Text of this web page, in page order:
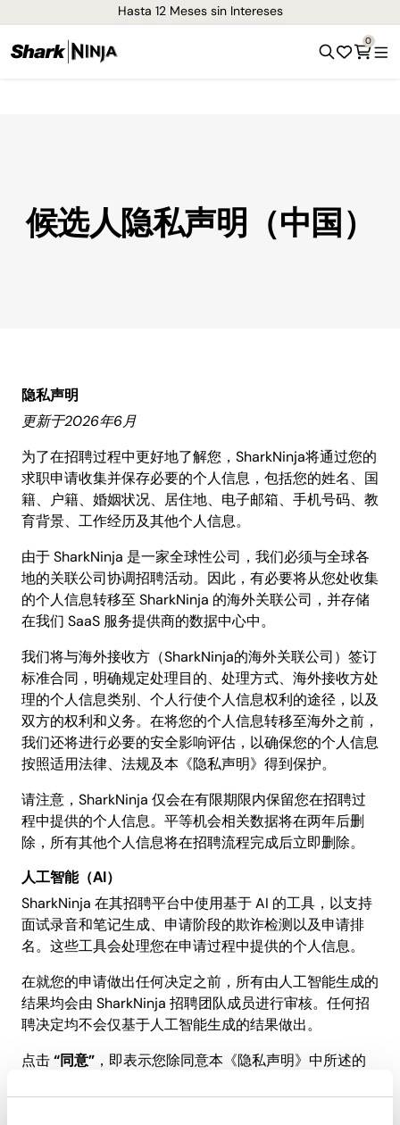
Hasta 12 Meses sin Intereses
0
候选人隐私声明（中国）
隐私声明
更新于2026年6月
为了在招聘过程中更好地了解您，SharkNinja将通过您的
求职申请收集并保存必要的个人信息，包括您的姓名、国
籍、户籍、婚姻状况、居住地、电子邮箱、手机号码、教
育背景、工作经历及其他个人信息。
由于 SharkNinja 是一家全球性公司，我们必须与全球各
地的关联公司协调招聘活动。因此，有必要将从您处收集
的个人信息转移至 SharkNinja 的海外关联公司，并存储
在我们 SaaS 服务提供商的数据中心中。
我们将与海外接收方（SharkNinja的海外关联公司）签订
标准合同，明确规定处理目的、处理方式、海外接收方处
理的个人信息类别、个人行使个人信息权利的途径，以及
双方的权利和义务。在将您的个人信息转移至海外之前，
我们还将进行必要的安全影响评估，以确保您的个人信息
按照适用法律、法规及本《隐私声明》得到保护。
请注意，SharkNinja 仅会在有限期限内保留您在招聘过
程中提供的个人信息。平等机会相关数据将在两年后删
除，所有其他个人信息将在招聘流程完成后立即删除。
人工智能（AI）
SharkNinja 在其招聘平台中使用基于 AI 的工具，以支持
面试录音和笔记生成、申请阶段的欺诈检测以及申请排
名。这些工具会处理您在申请过程中提供的个人信息。
在就您的申请做出任何决定之前，所有由人工智能生成的
结果均会由 SharkNinja 招聘团队成员进行审核。任何招
聘决定均不会仅基于人工智能生成的结果做出。
点击“同意” ，即表示您除同意本《隐私声明》中所述的
理。